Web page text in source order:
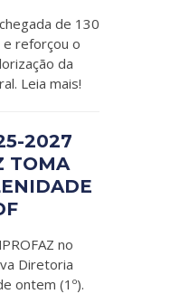
de 130
e reforçou o
da
Leia mais!
2027
TOMA
no
Diretoria
ontem (1º).